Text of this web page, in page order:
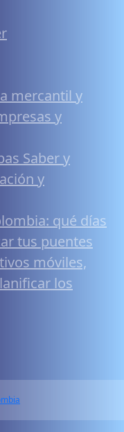
mercantil y
y
Saber y
y
qué días
tus puentes
móviles,
los